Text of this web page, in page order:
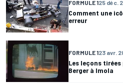
FORMULE 125 déc.
Comment une
erreur
FORMULE 123 avr.
Les leçons
Berger à Imola